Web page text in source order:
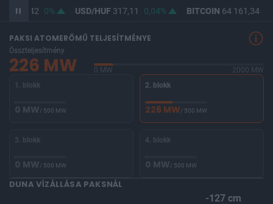
365,42 0% USD/HUF317,11 0,04% BITCOIN 64 161,34
PAKSI ATOMERŐMŰ TELJESÍTMÉNYE
Összteljesítmény
226 MW 0 MW
2000 MW
1. blokk
0 MW/ 500 MW
2. blokk
226 MW/ 500 MW
3. blokk
0 MW/ 500 MW
4. blokk
0 MW/ 500 MW
DUNA VÍZÁLLÁSA PAKSNÁL
-127 cm